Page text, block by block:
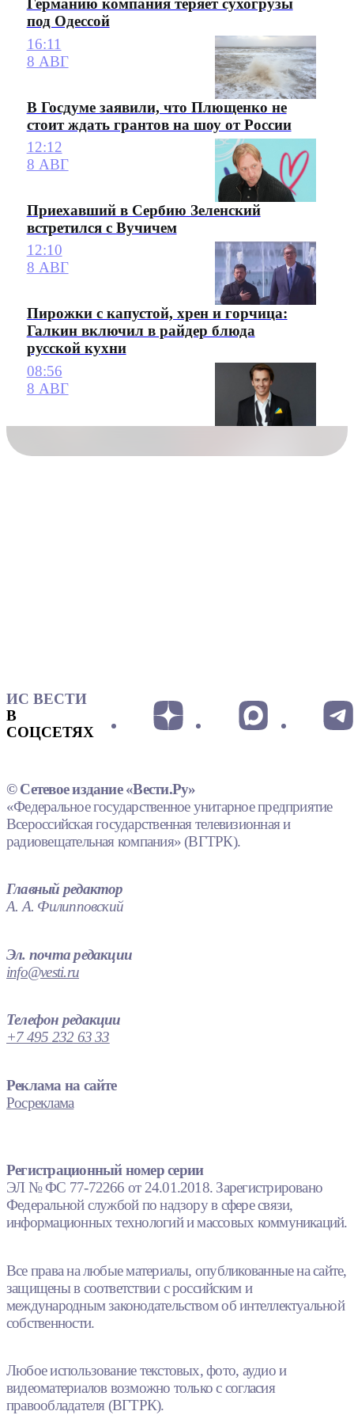
Германию компания теряет сухогрузы
под Одессой
16:11
8 АВГ
В Госдуме заявили, что Плющенко не
стоит ждать грантов на шоу от России
12:12
8 АВГ
Приехавший в Сербию Зеленский
встретился с Вучичем
12:10
8 АВГ
Пирожки с капустой, хрен и горчица:
Галкин включил в райдер блюда
русской кухни
08:56
8 АВГ
ИС ВЕСТИ
В
СОЦСЕТЯХ
© Сетевое издание «Вести.Ру»
«Федеральное государственное унитарное предприятие
Всероссийская государственная телевизионная и
радиовещательная компания» (ВГТРК).
Главный редактор
А. А. Филипповский
Эл. почта редакции
info@vesti.ru
Телефон редакции
+7 495 232 63 33
Реклама на сайте
Росреклама
Регистрационный номер серии
ЭЛ № ФС 77-72266 от 24.01.2018. Зарегистрировано
Федеральной службой по надзору в сфере связи,
информационных технологий и массовых коммуникаций.
Все права на любые материалы, опубликованные на сайте,
защищены в соответствии с российским и
международным законодательством об интеллектуальной
собственности.
Любое использование текстовых, фото, аудио и
видеоматериалов возможно только с согласия
правообладателя (ВГТРК).